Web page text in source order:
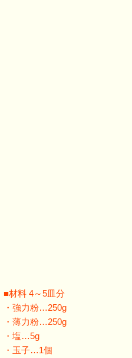
■材料 4～5皿分
・強力粉…250g
・薄力粉…250g
・塩…5g
・玉子…1個